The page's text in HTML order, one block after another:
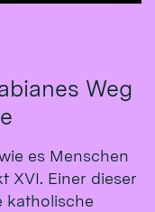
Weg
es Menschen
XVI. Einer dieser
katholische